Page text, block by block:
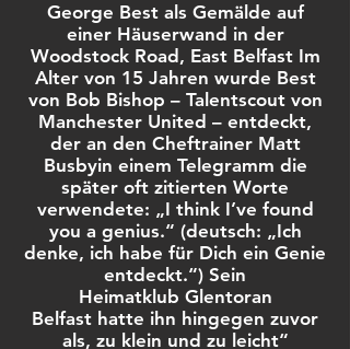
George Best als Gemälde auf
einer Häuserwand in der
Woodstock Road, East Belfast Im
Alter von 15 Jahren wurde Best
von Bob Bishop – Talentscout von
Manchester United – entdeckt,
der an den Cheftrainer Matt
Busbyin einem Telegramm die
später oft zitierten Worte
verwendete: „I think I’ve found
you a genius.“ (deutsch: „Ich
denke, ich habe für Dich ein Genie
entdeckt.“) Sein
Heimatklub Glentoran
Belfast hatte ihn hingegen zuvor
als, zu klein und zu leicht“